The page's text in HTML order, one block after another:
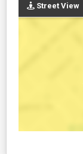
Street View